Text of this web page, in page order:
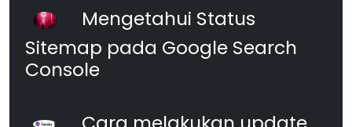
Mengetahui Status
Sitemap pada Google Search
Console